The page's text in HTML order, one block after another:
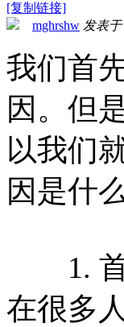
[复制链接]
mghrshw 发表于
我们首
因。但
以我们
因是什
1. 首
在很多